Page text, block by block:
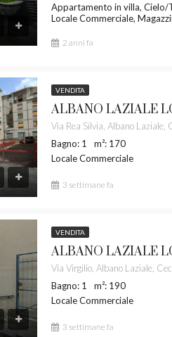
Appartamento in villa, Cielo/
Locale Commerciale,
2 anni fa
VENDITA
Bagno: 1
m²: 170
Locale Commerciale
3 settimane fa
VENDITA
Bagno: 1
m²: 190
Locale Commerciale
3 settimane fa